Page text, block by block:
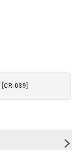
CR-039